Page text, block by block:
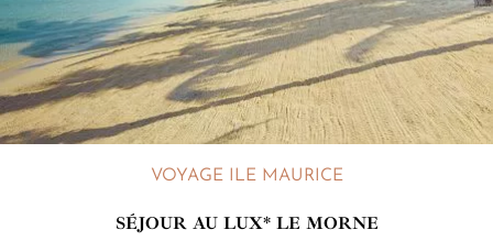
VOYAGE ILE MAURICE
SÉJOUR AU LUX* LE MORNE